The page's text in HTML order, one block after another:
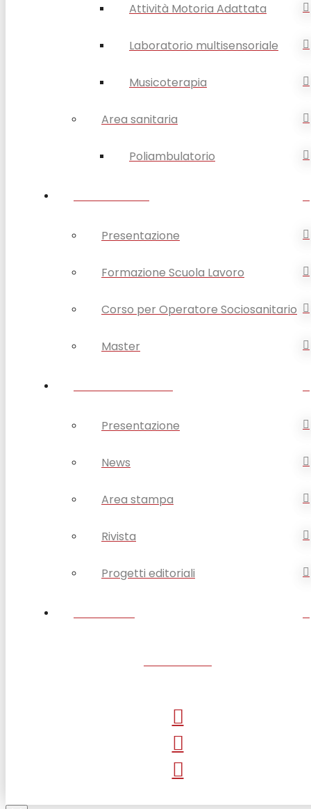
Attività Motoria Adattata
Laboratorio multisensoriale
Musicoterapia
Area sanitaria
Poliambulatorio
Presentazione
Formazione Scuola Lavoro
Corso per Operatore Sociosanitario
Master
Presentazione
News
Area stampa
Rivista
Progetti editoriali